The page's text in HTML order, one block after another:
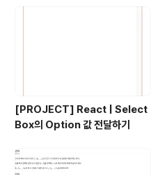
[PROJECT] React | Select
Box의 Option 값 전달하기